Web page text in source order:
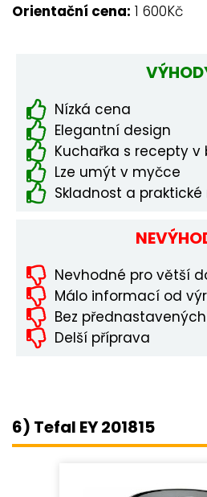
Orientační cena: 1 600Kč
Nízká cena
Elegantní design
Kuchařka s recepty v
Lze umýt v myčce
Skladnost a praktické
Nevhodné pro větší
Málo informací od
Bez
Delší příprava
6) Tefal EY 201815